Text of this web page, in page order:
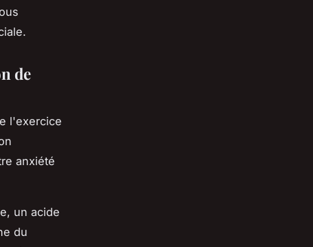
de
l'exercice
anxiété
un acide
du